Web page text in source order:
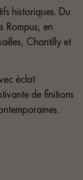
historiques. Du
Rompus, en
Chantilly et
éclat
de finitions